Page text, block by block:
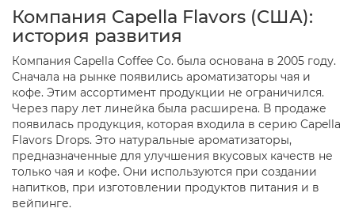
Компания Capella Flavors (США):
история развития
Компания Capella Coffee Co. была основана в 2005 году.
Сначала на рынке появились ароматизаторы чая и
кофе. Этим ассортимент продукции не ограничился.
Через пару лет линейка была расширена. В продаже
появилась продукция, которая входила в серию Capella
Flavors Drops. Это натуральные ароматизаторы,
предназначенные для улучшения вкусовых качеств не
только чая и кофе. Они используются при создании
напитков, при изготовлении продуктов питания и в
вейпинге.